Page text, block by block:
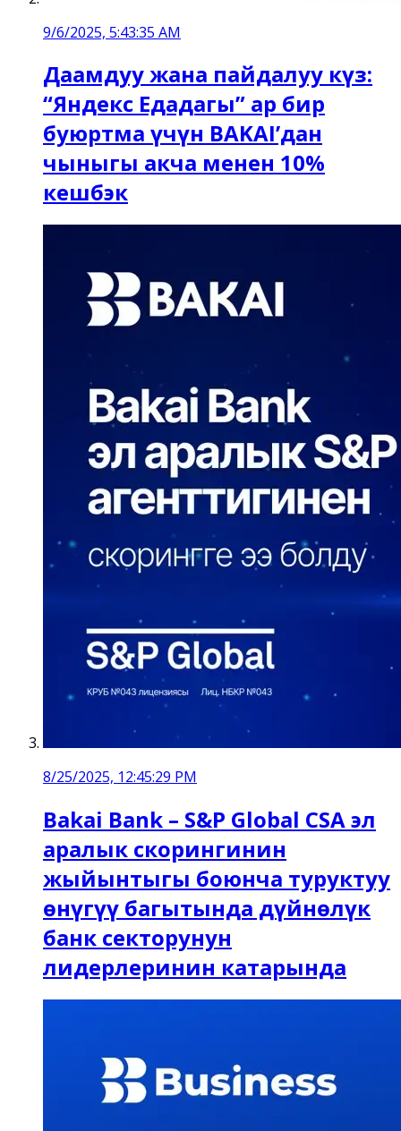
9/6/2025, 5:43:35 AM
Даамдуу жана пайдалуу күз:
“Яндекс Едадагы” ар бир
буюртма үчүн BAKAI’дан
чыныгы акча менен 10%
кешбэк
8/25/2025, 12:45:29 PM
Bakai Bank – S&P Global CSA эл
аралык скорингинин
жыйынтыгы боюнча туруктуу
өнүгүү багытында дүйнөлүк
банк секторунун
лидерлеринин катарында